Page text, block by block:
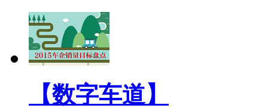
【数字车道】